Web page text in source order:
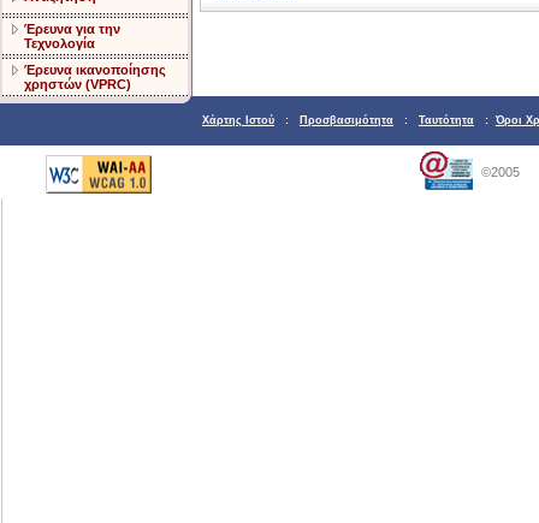
Έρευνα για την
Τεχνολογία
Έρευνα ικανοποίησης
χρηστών (VPRC)
Χάρτης Ιστού : Προσβασιμότητα : Ταυτότητα : Όροι
©2005